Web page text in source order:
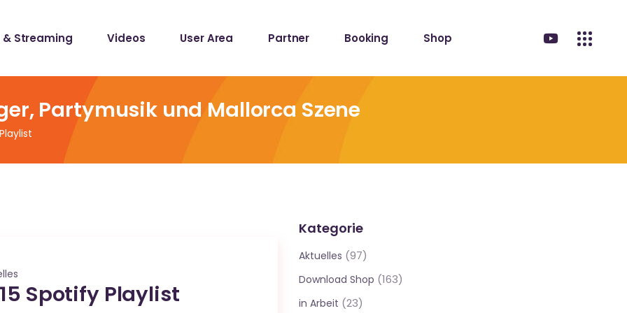
& Streaming Videos User Area Partner Booking Shop
Partymusik und Mallorca Szene
Spotify Playlist
Kategorie
Aktuelles (97)
Download Shop (163)
in Arbeit (23)